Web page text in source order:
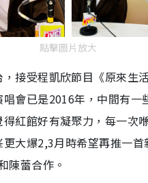
點擊圖片放大
接受程凱欣節目《原來生
會已是2016年，中間有
紅館好有凝聚力，每一次
大爆2,3月時希望再推一
陳蕾合作。